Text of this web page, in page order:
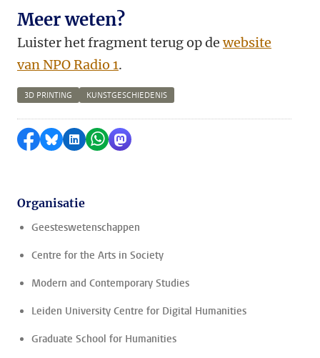
Meer weten?
Luister het fragment terug op dewebsite
van NPO Radio 1.
3D PRINTING KUNSTGESCHIEDENIS
Delen op Facebook
Delen via Bluesky
Delen op LinkedIn
Delen via WhatsApp
Delen via Mastodon
Organisatie
Geesteswetenschappen
Centre for the Arts in Society
Modern and Contemporary Studies
Leiden University Centre for Digital Humanities
Graduate School for Humanities